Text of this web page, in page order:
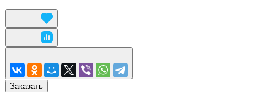
Заказать